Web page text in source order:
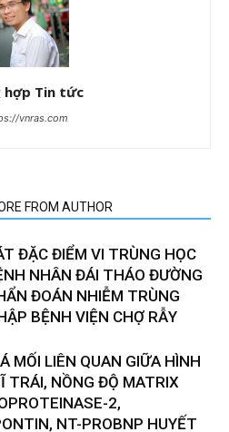
hợp Tin tức
vnras.com
FROM AUTHOR
ĐẶC ĐIỂM VI TRÙNG HỌC
NHÂN ĐÁI THÁO ĐƯỜNG
ĐOÁN NHIỄM TRÙNG
BỆNH VIỆN CHỢ RẪY
MỐI LIÊN QUAN GIỮA HÌNH
TRÁI, NỒNG ĐỘ MATRIX
2,
NT-PROBNP HUYẾT